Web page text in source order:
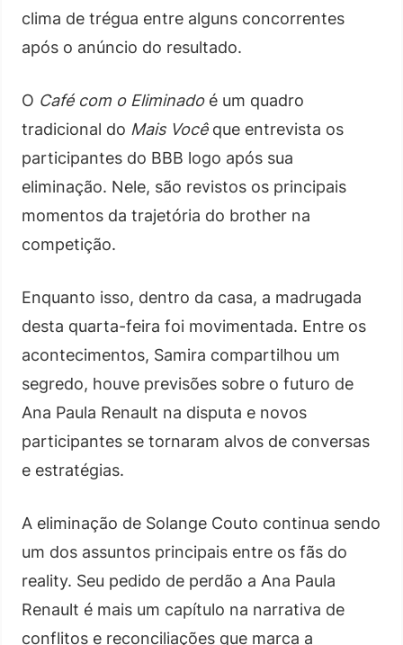
clima de trégua entre alguns concorrentes
após o anúncio do resultado.
O Café com o Eliminadoé um quadro
tradicional do Mais Vocêque entrevista os
participantes do BBB logo após sua
eliminação. Nele, são revistos os principais
momentos da trajetória do brother na
competição.
Enquanto isso, dentro da casa, a madrugada
desta quarta-feira foi movimentada. Entre os
acontecimentos, Samira compartilhou um
segredo, houve previsões sobre o futuro de
Ana Paula Renault na disputa e novos
participantes se tornaram alvos de conversas
e estratégias.
A eliminação de Solange Couto continua sendo
um dos assuntos principais entre os fãs do
reality. Seu pedido de perdão a Ana Paula
Renault é mais um capítulo na narrativa de
conflitos e reconciliações que marca a